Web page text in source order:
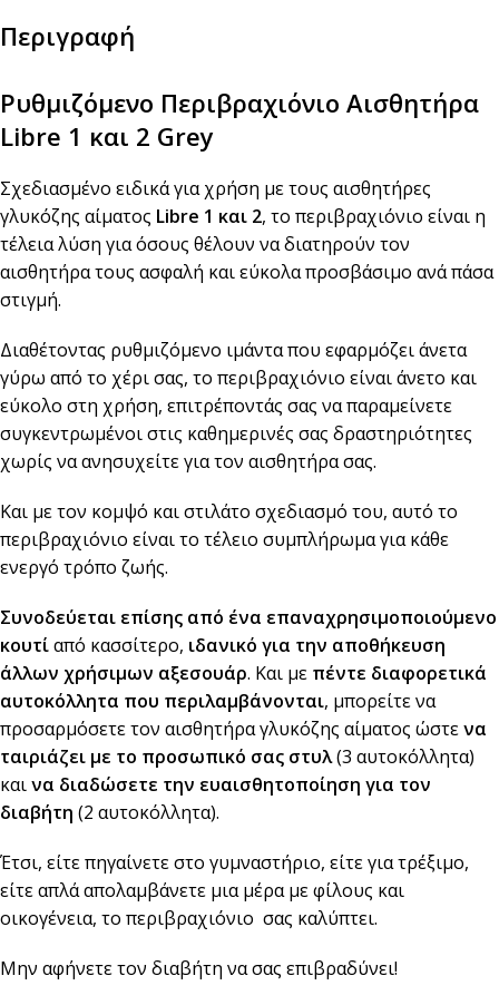
Περιγραφή
Ρυθμιζόμενο Περιβραχιόνιο Αισθητήρα
Libre 1 και 2 Grey
Σχεδιασμένο ειδικά για χρήση με τους αισθητήρες
γλυκόζης αίματος Libre 1 και 2, το περιβραχιόνιο είναι η
τέλεια λύση για όσους θέλουν να διατηρούν τον
αισθητήρα τους ασφαλή και εύκολα προσβάσιμο ανά πάσα
στιγμή.
Διαθέτοντας ρυθμιζόμενο ιμάντα που εφαρμόζει άνετα
γύρω από το χέρι σας, το περιβραχιόνιο είναι άνετο και
εύκολο στη χρήση, επιτρέποντάς σας να παραμείνετε
συγκεντρωμένοι στις καθημερινές σας δραστηριότητες
χωρίς να ανησυχείτε για τον αισθητήρα σας.
Και με τον κομψό και στιλάτο σχεδιασμό του, αυτό το
περιβραχιόνιο είναι το τέλειο συμπλήρωμα για κάθε
ενεργό τρόπο ζωής.
Συνοδεύεται επίσης από ένα επαναχρησιμοποιούμενο
κουτίαπό κασσίτερο, ιδανικό για την αποθήκευση
άλλων χρήσιμων αξεσουάρ. Και με πέντε διαφορετικά
αυτοκόλλητα που περιλαμβάνονται, μπορείτε να
προσαρμόσετε τον αισθητήρα γλυκόζης αίματος ώστενα
ταιριάζει με το προσωπικό σας στυλ(3 αυτοκόλλητα)
καινα διαδώσετε την ευαισθητοποίηση για τον
διαβήτη (2 αυτοκόλλητα).
Έτσι, είτε πηγαίνετε στο γυμναστήριο, είτε για τρέξιμο,
είτε απλά απολαμβάνετε μια μέρα με φίλους και
οικογένεια, το περιβραχιόνιο σας καλύπτει.
Μην αφήνετε τον διαβήτη να σας επιβραδύνει!